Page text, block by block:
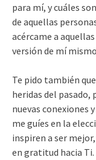
para mí, y cuáles
de aquellas
acércame a
versión de mí
Te pido también
heridas del pasado,
nuevas conexiones
me guíes en la
inspiren a ser
en gratitud hacia Ti.